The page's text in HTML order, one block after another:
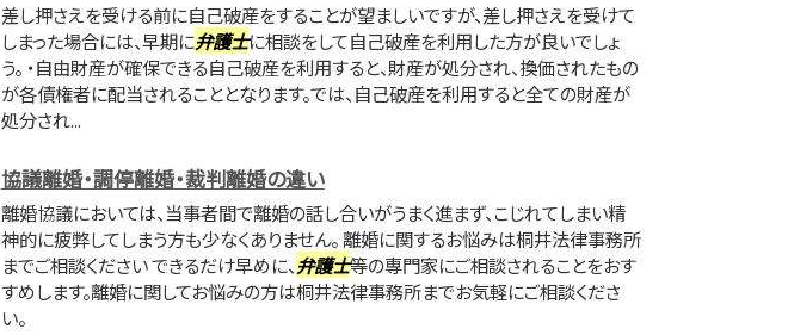
差し押さえを受ける前に自己破産をすることが望ましいですが、差し押さえを受けて
しまった場合には、早期に弁護士に相談をして自己破産を利用した方が良いでしょ
う。 ・自由財産が確保できる自己破産を利用すると、財産が処分され、換価されたもの
が各債権者に配当されることとなります。では、自己破産を利用すると全ての財産が
処分され...
協議離婚・調停離婚・裁判離婚の違い
離婚協議においては、当事者間で離婚の話し合いがうまく進まず、こじれてしまい精
神的に疲弊してしまう方も少なくありません。 離婚に関するお悩みは桐井法律事務所
までご相談ください できるだけ早めに、 弁護士等の専門家にご相談されることをおす
すめします。離婚に関してお悩みの方は桐井法律事務所までお気軽にご相談くださ
い。